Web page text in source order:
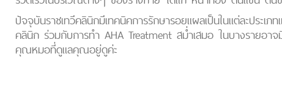
ป้จจุบันราชเทวีคลินิกมีเทคนิคการรักษารอยแผลเป็นในแต่ละประ
คลินิก ร่วมกับการทำ AHA Treatment สม่ำเสมอ ในบางรายอา
คุณหมอที่ดูแลคุณอยู่ดูค่ะ